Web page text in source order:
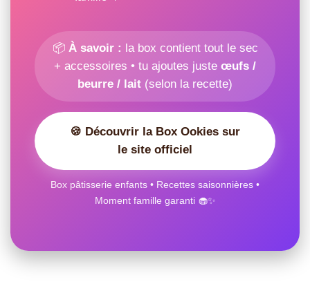
📦 À savoir : la box contient tout le sec
+ accessoires • tu ajoutes juste œufs /
beurre / lait (selon la recette)
🍪 Découvrir la Box Ookies sur
le site officiel
Box pâtisserie enfants • Recettes saisonnières •
Moment famille garanti 🧁✨